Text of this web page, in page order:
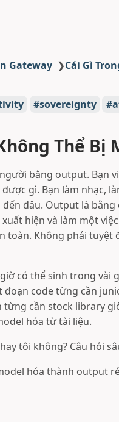
Gateway ❯Cái Gì
sovereignty
Thể Bị
bằng output. Bạn
gì. Bạn làm nhạc,
đâu. Output là
hiện và làm một
toàn. Không phải tuyệt
có thể sinh trong vài
code từng cần
cần stock library
hóa từ tài liệu.
tôi không? Câu hỏi
hóa thành output